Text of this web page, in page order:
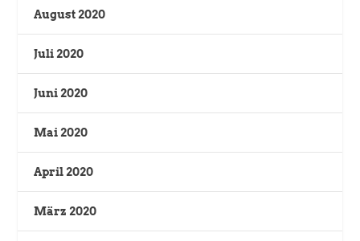
August 2020
Juli 2020
Juni 2020
Mai 2020
April 2020
März 2020